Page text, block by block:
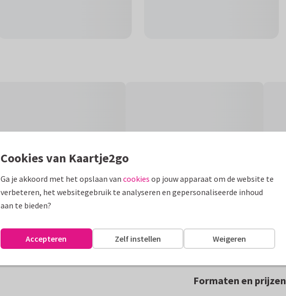
Formaten en prijzen
Cookies van Kaartje2go
Ga je akkoord met het opslaan van cookies op jouw apparaat om de website te
verbeteren, het websitegebruik te analyseren en gepersonaliseerde inhoud
aan te bieden?
Weigeren
Zelf instellen
Accepteren